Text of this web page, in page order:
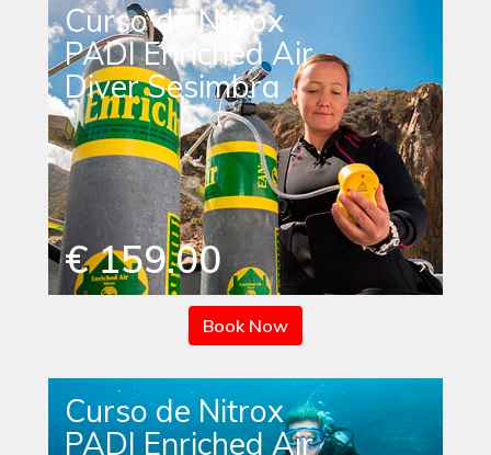
Curso de Nitrox
PADI Enriched Air
Diver Sesimbra
€ 159.00
Book Now
Curso de Nitrox
PADI Enriched Air